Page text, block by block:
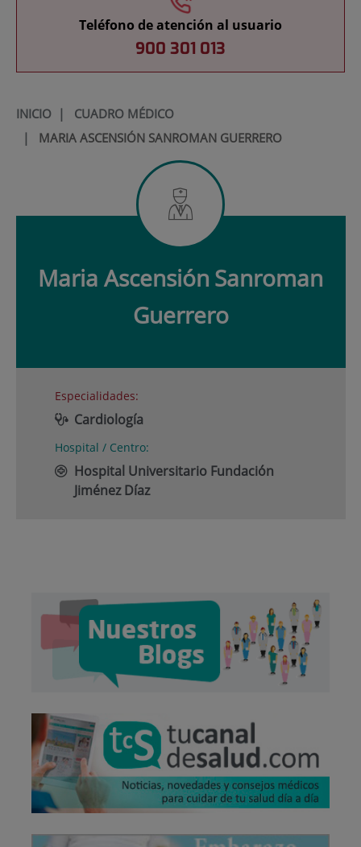
Teléfono de atención al usuario
900 301 013
INICIO| CUADRO MÉDICO
| MARIA ASCENSIÓN SANROMAN GUERRERO
Maria Ascensión Sanroman
Guerrero
Especialidades:
Cardiología
Hospital / Centro:
Hospital Universitario Fundación
Jiménez Díaz